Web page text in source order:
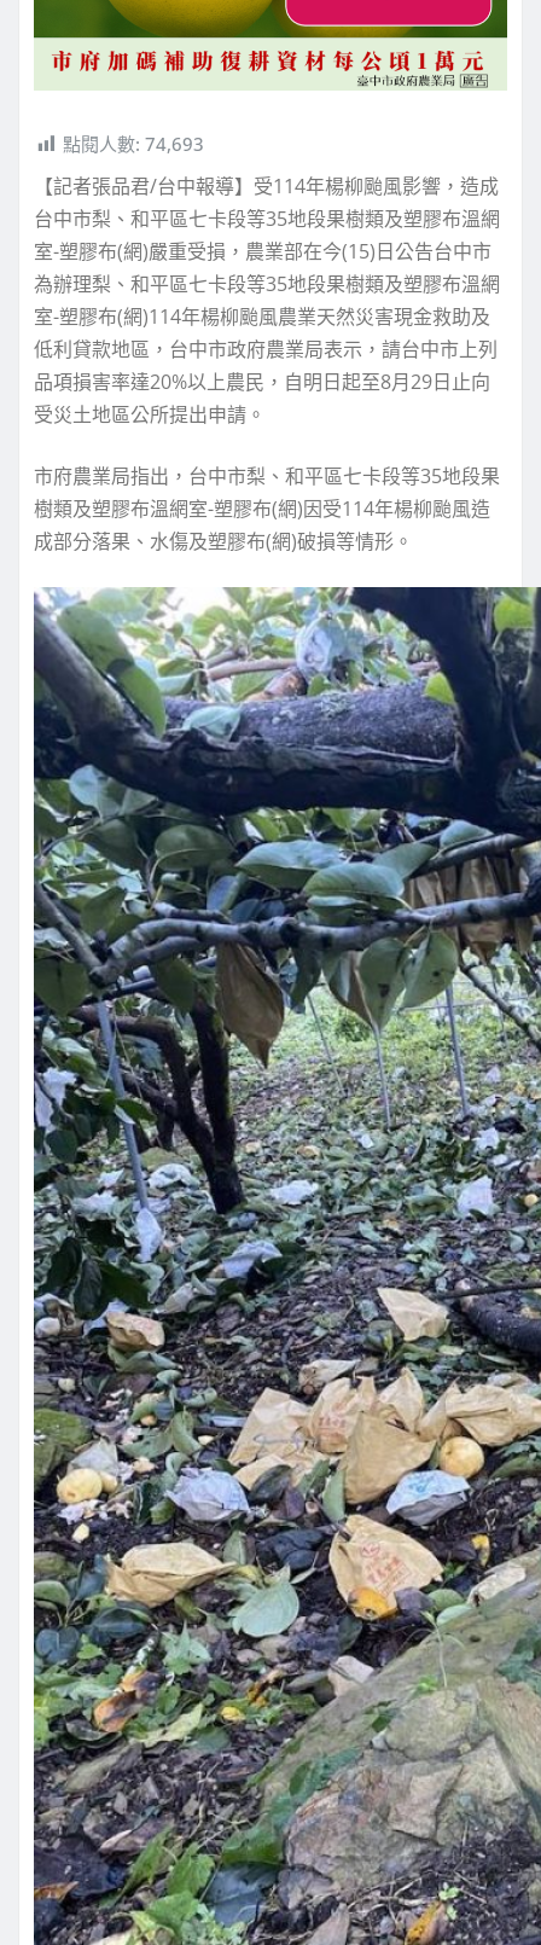
點閱人數: 74,693
【記者張品君/台中報導】受114年楊柳颱風影響，造成
台中市梨、和平區七卡段等35地段果樹類及塑膠布溫網
室-塑膠布(網)嚴重受損，農業部在今(15)日公告台中市
為辦理梨、和平區七卡段等35地段果樹類及塑膠布溫網
室-塑膠布(網)114年楊柳颱風農業天然災害現金救助及
低利貸款地區，台中市政府農業局表示，請台中市上列
品項損害率達20%以上農民，自明日起至8月29日止向
受災土地區公所提出申請。
市府農業局指出，台中市梨、和平區七卡段等35地段果
樹類及塑膠布溫網室-塑膠布(網)因受114年楊柳颱風造
成部分落果、水傷及塑膠布(網)破損等情形。